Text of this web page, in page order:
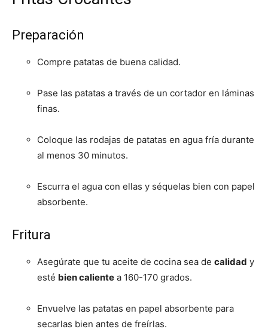
Preparación
Compre patatas de buena calidad.
Pase las patatas a través de un cortador en láminas
finas.
Coloque las rodajas de patatas en agua fría durante
al menos 30 minutos.
Escurra el agua con ellas y séquelas bien con papel
absorbente.
Fritura
Asegúrate que tu aceite de cocina sea de calidad y
esté bien caliente a 160-170 grados.
Envuelve las patatas en papel absorbente para
secarlas bien antes de freírlas.